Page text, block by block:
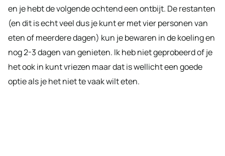
en je hebt de volgende ochtend een ontbijt. De restanten
(en dit is echt veel dus je kunt er met vier personen van
eten of meerdere dagen) kun je bewaren in de koeling en
nog 2-3 dagen van genieten. Ik heb niet geprobeerd of je
het ook in kunt vriezen maar dat is wellicht een goede
optie als je het niet te vaak wilt eten.